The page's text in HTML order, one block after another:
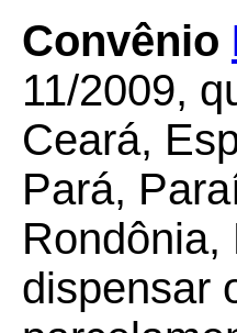
Convênio
11/2009,
Ceará,
Pará,
Rondônia,
dispensar